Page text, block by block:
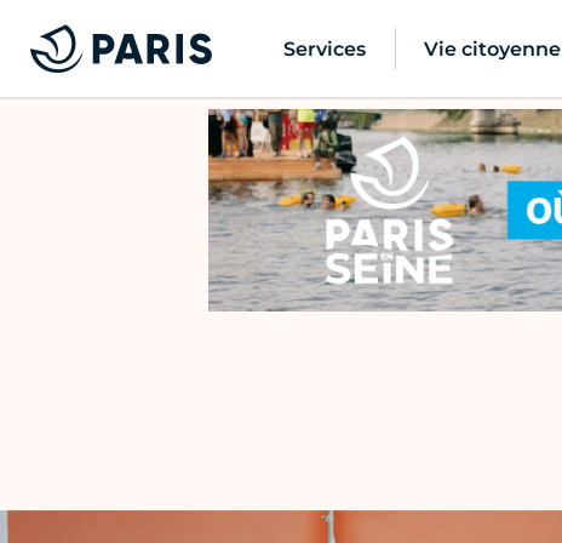
Services Vie citoyenne